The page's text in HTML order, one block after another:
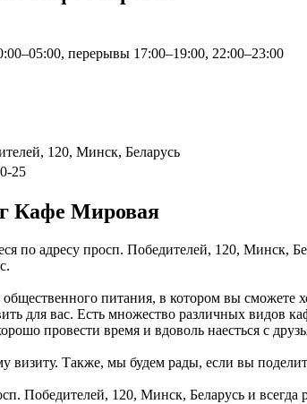
перерывы 17:00–19:00, 22:00–23:00
120, Минск, Беларусь
25
Кафе Мировая
по адресу просп. Победителей, 120, Минск,
питания, в котором вы сможете
для вас. Есть множество различных видов
провести время и вдоволь наесться с
визиту. Также, мы будем рады, если вы
Победителей, 120, Минск, Беларусь и всегда